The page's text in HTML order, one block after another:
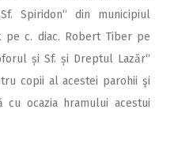
Spiridon“ din municipiul
c. diac. Robert Tiber pe
și Sf. și Dreptul Lazăr“
copii al acestei parohii şi
ocazia hramului acestui